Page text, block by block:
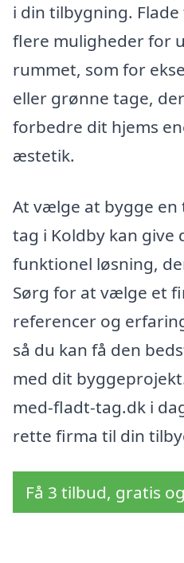
i din tilbygning.
flere muligheder for
rummet, som for
eller grønne tage,
forbedre dit hjems
æstetik.
At vælge at bygge
tag i Koldby kan give
funktionel løsning,
Sørg for at vælge et
referencer og
så du kan få den
med dit
med-fladt-tag.dk i
rette firma til din
Få 3 tilbud, gratis